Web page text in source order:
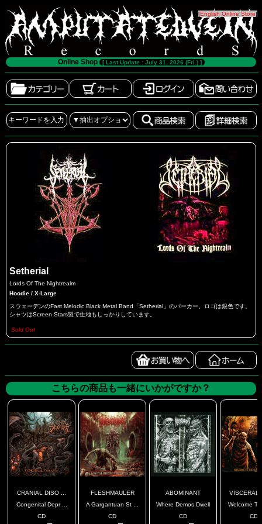
[English Online Store]
Online Shop [ Last Update : July 31, 2026 (Fri.) ]
Setherial
Lords Of The Nightrealm
Hoodie / X-Large
スウェーデンのFast Melodic Black Metal Band「Setherial」のパーカー。ロゴは銀色です。
シャツはScreen Stars製で生地もしっかりしています。
Sold Out
こちらの商品も一緒にいかがですか？
CRANIAL DISO ...
Congenital Depr ...
CD
FLESHMAULER
A Gargantuan St ...
CD
ABOMINANT
Where Demos Dwell
CD
VISCERAL
Welcome
CD